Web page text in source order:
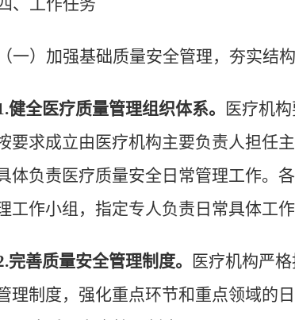
、工作任务
（一）加强基础质量安全管理，夯实结
健全医疗质量管理组织体系。
医疗机
要求成立由医疗机构主要负责人担任
体负责医疗质量安全日常管理工作。
工作小组，指定专人负责日常具体工作
完善质量安全管理制度。
医疗机构严
理制度，强化重点环节和重点领域的